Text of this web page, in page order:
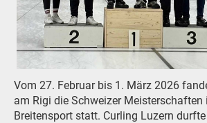
Vom 27. Februar bis 1. März 2026
am Rigi die Schweizer
Breitensport statt. Curling Luzern